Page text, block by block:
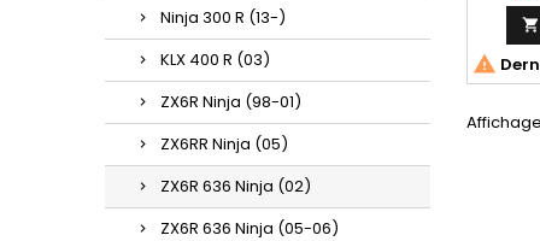
Ninja 300 R (13-)
KLX 400 R (03)
ZX6R Ninja (98-01)
ZX6RR Ninja (05)
ZX6R 636 Ninja (02)
ZX6R 636 Ninja (05-06)
pour

